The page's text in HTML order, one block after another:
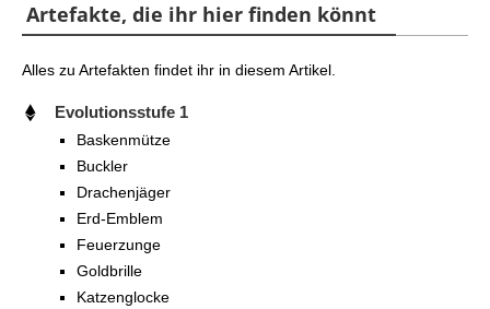
Artefakte, die ihr hier finden könnt
Alles zu Artefakten findet ihr in diesem Artikel.
Evolutionsstufe 1
Baskenmütze
Buckler
Drachenjäger
Erd-Emblem
Feuerzunge
Goldbrille
Katzenglocke